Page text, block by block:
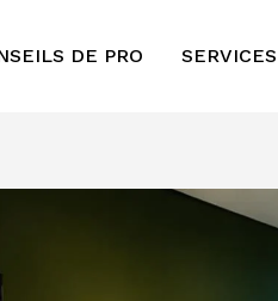
DE PRO SERVICES